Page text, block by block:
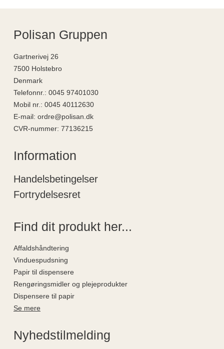
Polisan Gruppen
Gartnerivej 26
7500 Holstebro
Denmark
Telefonnr. : 0045 97401030
Mobil nr. : 0045 40112630
E-mail: ordre@polisan.dk
CVR-nummer: 77136215
Information
Handelsbetingelser
Fortrydelsesret
Find dit produkt her...
Affaldshåndtering
Vinduespudsning
Papir til dispensere
Rengøringsmidler og plejeprodukter
Dispensere til papir
Se mere
Nyhedstilmelding